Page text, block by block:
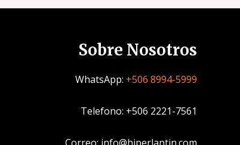
Sobre Nosotros
WhatsApp: +506 8994-5999
Telefono: +506 2221-7561